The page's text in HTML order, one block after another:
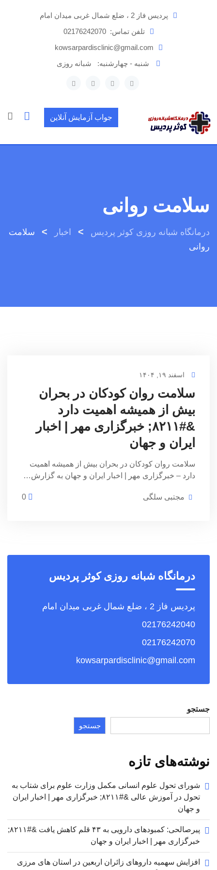
پردیس فاز 2 ، ضلع شمال غربی میدان امام
تلفن تماس:02176242070
kowsarpardisclinic@gmail.com
شنبه - چهارشنبه:
شبانه روزی
جواب آزمایش آنلاین
سلامت روانی
درمانگاه شبانه روزی کوثر پردیس > اخبار >
سلامت
روانی
اسفند ۱۹, ۱۴۰۴
سلامت روان کودکان در بحران
بیش از همیشه اهمیت دارد
&#۸۲۱۱; خبرگزاری مهر | اخبار
ایران و جهان
سلامت روان کودکان در بحران بیش از همیشه اهمیت
دارد – خبرگزاری مهر | اخبار ایران و جهان به گزارش…
مجتبی سلگی
درمانگاه شبانه روزی کوثر پردیس
پردیس فاز 2 ، ضلع شمال غربی میدان امام
02176242040
02176242070
kowsarpardisclinic@gmail.com
جستجو
جستجو
نوشته‌های تازه
شورای تحول علوم انسانی مکمل وزارت علوم برای شتاب به
تحول در آموزش عالی &#۸۲۱۱; خبرگزاری مهر | اخبار ایران
و جهان
پیرصالحی: کمبودهای دارویی به ۴۳ قلم کاهش یافت &#۸۲۱۱;
خبرگزاری مهر | اخبار ایران و جهان
افزایش سهمیه داروهای زائران اربعین در استان های مرزی